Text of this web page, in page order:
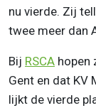
nu vierde. Zij
twee meer dan
Bij RSCA hopen
Gent en dat KV
lijkt de vierde